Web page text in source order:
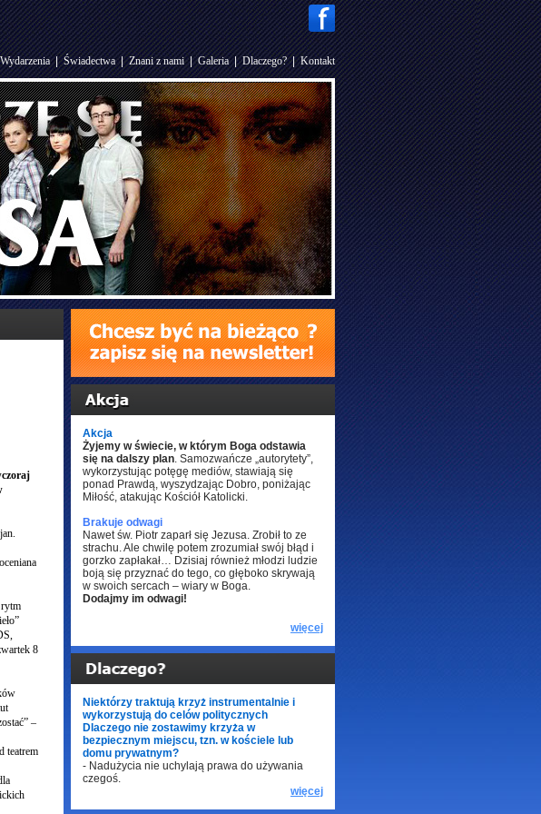
Wydarzenia|Świadectwa|Znani z nami|Galeria|Dlaczego?|Kontakt
8
–
teatrem
Akcja
Żyjemy w świecie, w którym Boga odstawia
się na dalszy plan. Samozwańcze „autorytety”,
wykorzystując potęgę mediów, stawiają się
ponad Prawdą, wyszydzając Dobro, poniżając
Miłość, atakując Kościół Katolicki.
Brakuje odwagi
Nawet św. Piotr zaparł się Jezusa. Zrobił to ze
strachu. Ale chwilę potem zrozumiał swój błąd i
gorzko zapłakał… Dzisiaj również młodzi ludzie
boją się przyznać do tego, co głęboko skrywają
w swoich sercach – wiary w Boga.
Dodajmy im odwagi!
więcej
Niektórzy traktują krzyż instrumentalnie i
wykorzystują do celów politycznych
Dlaczego nie zostawimy krzyża w
bezpiecznym miejscu, tzn. w kościele lub
domu prywatnym?
- Nadużycia nie uchylają prawa do używania
czegoś.
więcej